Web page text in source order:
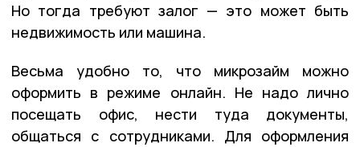
Но тогда требуют залог — это может быть
недвижимость или машина.
Весьма удобно то, что микрозайм можно
оформить в режиме онлайн. Не надо лично
посещать офис, нести туда документы,
общаться с сотрудниками. Для оформления